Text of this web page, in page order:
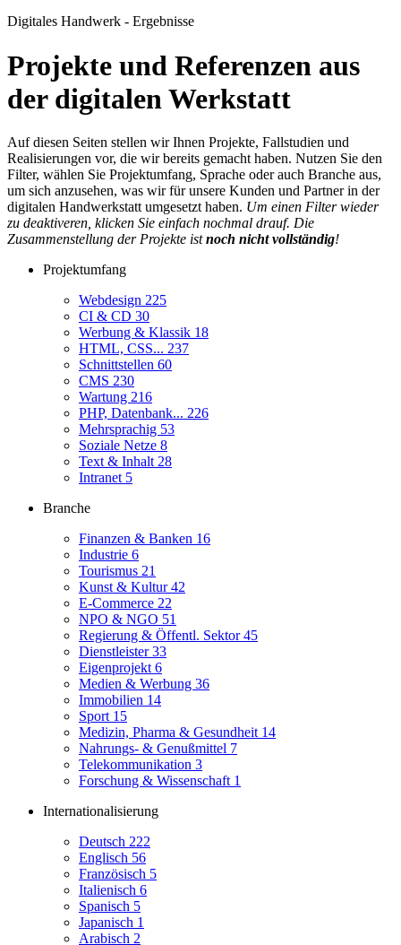
Digitales Handwerk - Ergebnisse
Projekte und Referenzen aus
der digitalen Werkstatt
Auf diesen Seiten stellen wir Ihnen Projekte, Fallstudien und
Realisierungen vor, die wir bereits gemacht haben. Nutzen Sie den
Filter, wählen Sie Projektumfang, Sprache oder auch Branche aus,
um sich anzusehen, was wir für unsere Kunden und Partner in der
digitalen Handwerkstatt umgesetzt haben. Um einen Filter wieder
zu deaktiveren, klicken Sie einfach nochmal drauf. Die
Zusammenstellung der Projekte istnoch nicht vollständig!
Projektumfang
Webdesign 225
CI & CD 30
Werbung & Klassik 18
HTML, CSS... 237
Schnittstellen 60
CMS 230
Wartung 216
PHP, Datenbank... 226
Mehrsprachig 53
Soziale Netze 8
Text & Inhalt 28
Intranet 5
Branche
Finanzen & Banken 16
Industrie 6
Tourismus 21
Kunst & Kultur42
E-Commerce 22
NPO & NGO 51
Regierung & Öffentl. Sektor45
Dienstleister33
Eigenprojekt 6
Medien & Werbung 36
Immobilien 14
Sport 15
Medizin, Pharma & Gesundheit 14
Nahrungs- & Genußmittel 7
Telekommunikation 3
Forschung & Wissenschaft 1
Internationalisierung
Deutsch 222
Englisch 56
Französisch 5
Italienisch 6
Spanisch 5
Japanisch 1
Arabisch 2